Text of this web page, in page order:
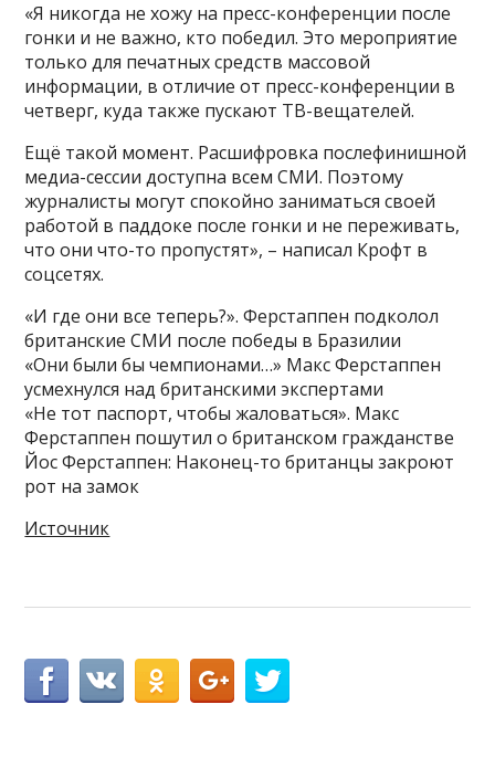
«Я никогда не хожу на пресс-конференции после
гонки и не важно, кто победил. Это мероприятие
только для печатных средств массовой
информации, в отличие от пресс-конференции в
четверг, куда также пускают ТВ-вещателей.
Ещё такой момент. Расшифровка послефинишной
медиа-сессии доступна всем СМИ. Поэтому
журналисты могут спокойно заниматься своей
работой в паддоке после гонки и не переживать,
что они что-то пропустят», – написал Крофт в
соцсетях.
«И где они все теперь?». Ферстаппен подколол
британские СМИ после победы в Бразилии
«Они были бы чемпионами…» Макс Ферстаппен
усмехнулся над британскими экспертами
«Не тот паспорт, чтобы жаловаться». Макс
Ферстаппен пошутил о британском гражданстве
Йос Ферстаппен: Наконец-то британцы закроют
рот на замок
Источник